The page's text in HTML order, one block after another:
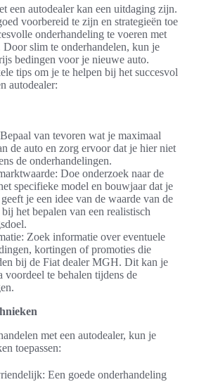
een autodealer kan een uitdaging zijn.
voorbereid te zijn en strategieën toe
onderhandeling te voeren met
slim te onderhandelen, kun je
bedingen voor je nieuwe auto.
tips om je te helpen bij het succesvol
autodealer:
van tevoren wat je maximaal
de auto en zorg ervoor dat je hier niet
de onderhandelingen.
Doe onderzoek naar de
specifieke model en bouwjaar dat je
je een idee van de waarde van de
het bepalen van een realistisch
Zoek informatie over eventuele
kortingen of promoties die
bij de Fiat dealer MGH. Dit kan je
voordeel te behalen tijdens de
met een autodealer, kun je
toepassen:
Een goede onderhandeling